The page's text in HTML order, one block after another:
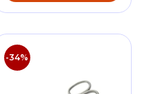
-34%